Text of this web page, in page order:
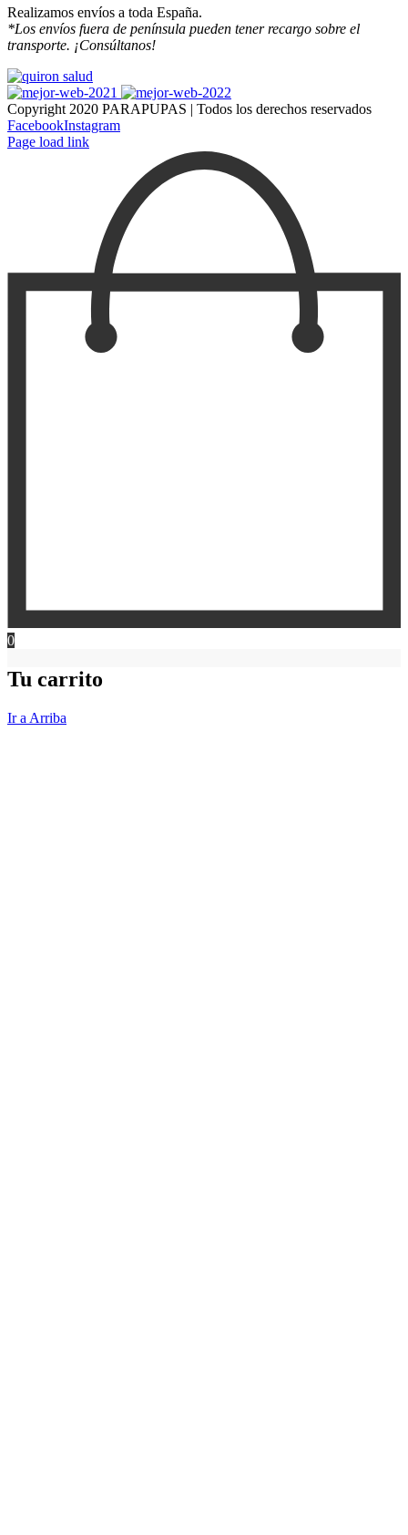
Realizamos envíos a toda España.
*Los envíos fuera de península pueden tener recargo sobre el
transporte. ¡Consúltanos!
Copyright 2020 PARAPUPAS | Todos los derechos reservados
FacebookInstagram
Page load link
0
Tu carrito
Ir a Arriba